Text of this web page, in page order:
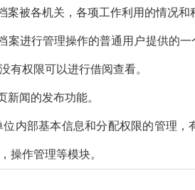
案被各机关，各项工作利用的情况和
案进行管理操作的普通用户提供的
有权限可以进行借阅查看。
新闻的发布功能。
内部基本信息和分配权限的管理，
操作管理等模块。